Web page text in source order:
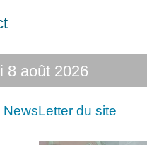
8 août 2026
NewsLetter du site